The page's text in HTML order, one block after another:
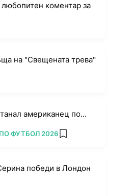
коментар за
на "Свещената трева"
американец по...
ФУТБОЛ 2026 add favorites
победи в Лондон